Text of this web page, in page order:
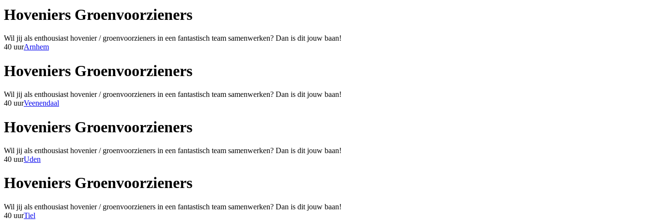
Hoveniers Groenvoorzieners
Wil jij als enthousiast hovenier / groenvoorzieners in een fantastisch team samenwerken? Dan is dit jouw baan!
40 uurArnhem
Hoveniers Groenvoorzieners
Wil jij als enthousiast hovenier / groenvoorzieners in een fantastisch team samenwerken? Dan is dit jouw baan!
40 uurVeenendaal
Hoveniers Groenvoorzieners
Wil jij als enthousiast hovenier / groenvoorzieners in een fantastisch team samenwerken? Dan is dit jouw baan!
40 uurUden
Hoveniers Groenvoorzieners
Wil jij als enthousiast hovenier / groenvoorzieners in een fantastisch team samenwerken? Dan is dit jouw baan!
40 uurTiel